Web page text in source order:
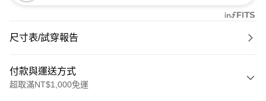
尺寸表/試穿報告
付款與運送方式
超取滿NT$1,000免運